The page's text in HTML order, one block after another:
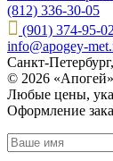
(812) 336-30-05
(901) 374-95-02
info@apogey-
Санкт-
© 2026
Любые цены,
Оформление